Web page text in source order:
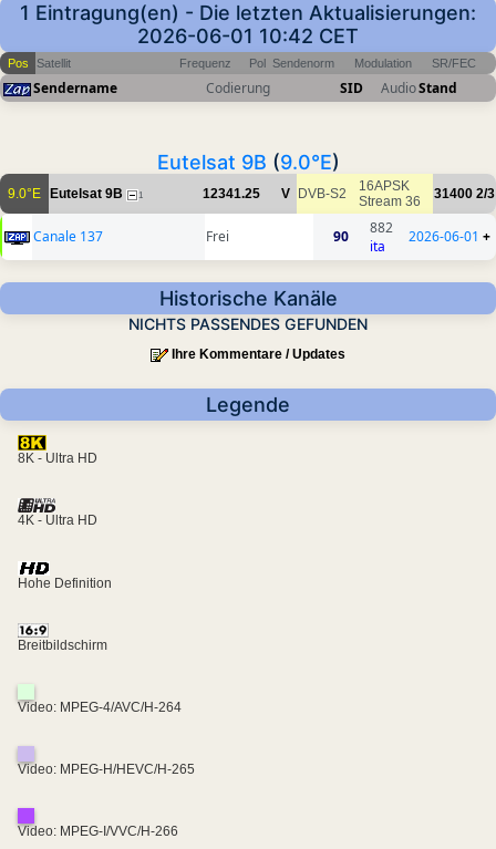
1 Eintragung(en) - Die letzten Aktualisierungen:
2026-06-01 10:42 CET
Pos Satellit Frequenz Pol Sendenorm Modulation SR/FEC
Sendername Codierung SID AudioStand
Eutelsat 9B (9.0°E)
9.0°E Eutelsat 9B 1 12341.25 V DVB-S2
16APSK
Stream 36
31400 2/3
Canale 137 Frei 90
882
ita
2026-06-01 +
Historische Kanäle
NICHTS PASSENDES GEFUNDEN
Ihre Kommentare / Updates
Legende
8K - Ultra HD
4K - Ultra HD
Hohe Definition
Breitbildschirm
Video: MPEG-4/AVC/H-264
Video: MPEG-H/HEVC/H-265
Video: MPEG-I/VVC/H-266